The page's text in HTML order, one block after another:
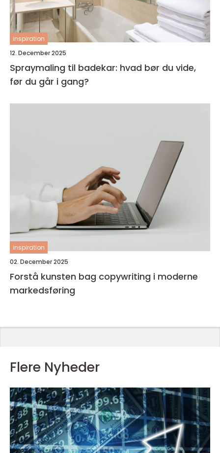
inspiration
12. December 2025
Spraymaling til badekar: hvad bør du vide,
før du går i gang?
inspiration
02. December 2025
Forstå kunsten bag copywriting i moderne
markedsføring
Flere Nyheder